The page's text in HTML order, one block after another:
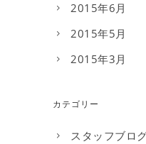
2015年6月
2015年5月
2015年3月
カテゴリー
スタッフブロ